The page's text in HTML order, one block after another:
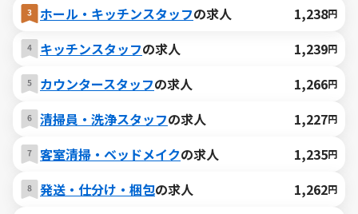
ホール・キッチンスタッフの求人 1,238円
キッチンスタッフの求人 1,239円
カウンタースタッフの求人 1,266円
清掃員・洗浄スタッフの求人 1,227円
客室清掃・ベッドメイクの求人 1,235円
発送・仕分け・梱包の求人 1,262円